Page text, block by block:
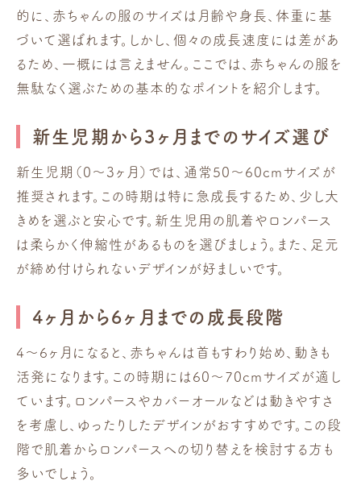
的に、赤ちゃんの服のサイズは月齢や身長、体重に基
づいて選ばれます。しかし、個々の成長速度には差があ
るため、一概には言えません。ここでは、赤ちゃんの服を
無駄なく選ぶための基本的なポイントを紹介します。
新生児期から3ヶ月までのサイズ選び
新生児期（0〜3ヶ月）では、通常50〜60cmサイズが
推奨されます。この時期は特に急成長するため、少し大
きめを選ぶと安心です。新生児用の肌着やロンパース
は柔らかく伸縮性があるものを選びましょう。また、足元
が締め付けられないデザインが好ましいです。
4ヶ月から6ヶ月までの成長段階
4〜6ヶ月になると、赤ちゃんは首もすわり始め、動きも
活発になります。この時期には60〜70cmサイズが適し
ています。ロンパースやカバーオールなどは動きやすさ
を考慮し、ゆったりしたデザインがおすすめです。この段
階で肌着からロンパースへの切り替えを検討する方も
多いでしょう。